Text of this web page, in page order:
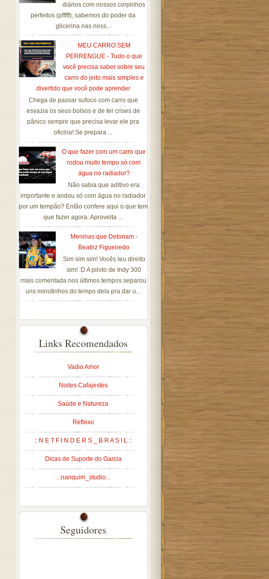
diários com nossos corpinhos
perfeitos (pfffff), sabemos do poder da
glicerina nas noss...
MEU CARRO SEM
PERRENGUE - Tudo o que
você precisa saber sobre seu
carro do jeito mais simples e
divertido que você pode aprender
Chega de passar sufoco com carro que
esvazia os seus bolsos e de ter crises de
pânico sempre que precisa levar ele pra
oficina! Se prepara ...
O que fazer com um carro que
rodou muito tempo só com
água no radiador?
Não sabia que aditivo era
importante e andou só com água no radiador
por um tempão? Então confere aqui o que tem
que fazer agora. Aproveita ...
Meninas que Detonam -
Beatriz Figueiredo
Sim sim sim! Vocês leu direito
sim! :D A piloto de Indy 300
mais comentada nos últimos tempos separou
uns minutinhos do tempo dela pra dar u...
Links Recomendados
Vadio Amor
Noites Cafajestes
Saúde e Natureza
Reflexo
:: N E T F I N D E R S _ B R A S I L ::
Dicas de Suporte do Garcia
...nanquim_studio...
Seguidores